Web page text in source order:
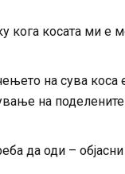
кога косата ми е
на сува коса
на поделените
да оди – објасни